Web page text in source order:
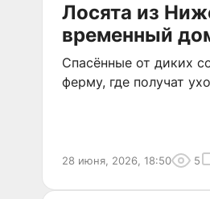
Лосята из
временный
Спасённые от диких
ферму, где получат
28 июня, 2026, 18:50 5